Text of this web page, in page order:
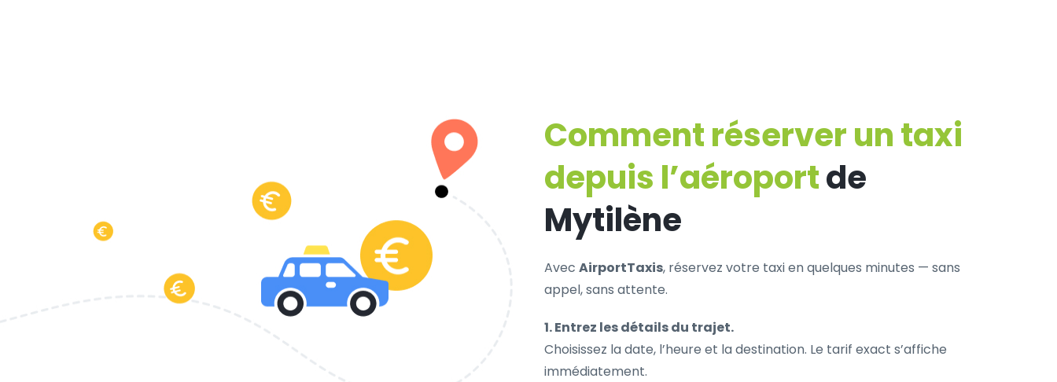
Comment réserver un taxi
depuis l’aéroportde
Mytilène
Avec AirportTaxis, réservez votre taxi en quelques minutes — sans
appel, sans attente.
1. Entrez les détails du trajet.
Choisissez la date, l’heure et la destination. Le tarif exact s’affiche
immédiatement.